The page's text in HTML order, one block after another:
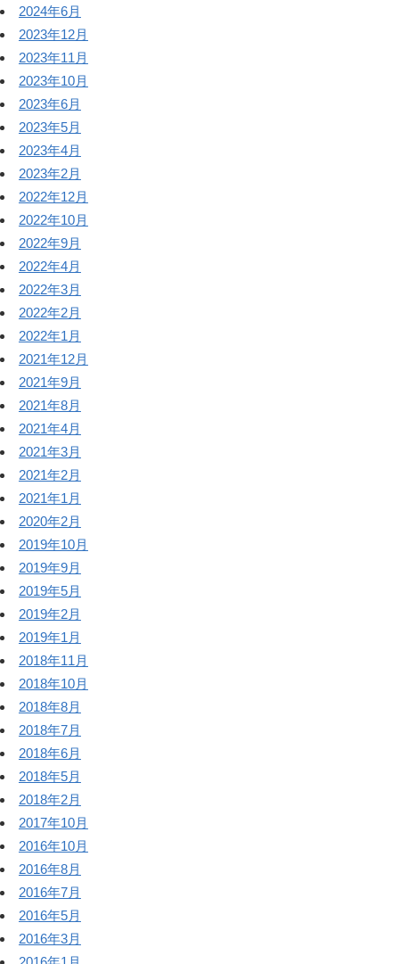
2024年6月
2023年12月
2023年11月
2023年10月
2023年6月
2023年5月
2023年4月
2023年2月
2022年12月
2022年10月
2022年9月
2022年4月
2022年3月
2022年2月
2022年1月
2021年12月
2021年9月
2021年8月
2021年4月
2021年3月
2021年2月
2021年1月
2020年2月
2019年10月
2019年9月
2019年5月
2019年2月
2019年1月
2018年11月
2018年10月
2018年8月
2018年7月
2018年6月
2018年5月
2018年2月
2017年10月
2016年10月
2016年8月
2016年7月
2016年5月
2016年3月